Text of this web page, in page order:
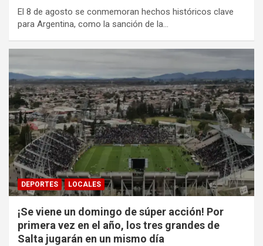
El 8 de agosto se conmemoran hechos históricos clave
para Argentina, como la sanción de la…
DEPORTES LOCALES
¡Se viene un domingo de súper acción! Por
primera vez en el año, los tres grandes de
Salta jugarán en un mismo día